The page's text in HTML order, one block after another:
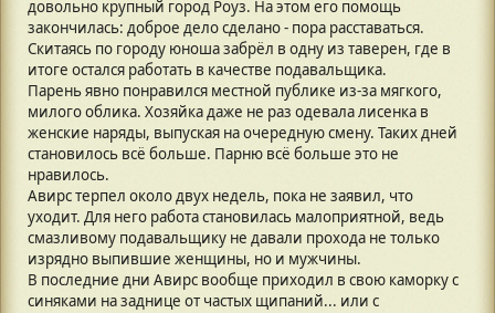
довольно крупный город Роуз. На этом его помощь
закончилась: доброе дело сделано - пора расставаться.
Скитаясь по городу юноша забрёл в одну из таверен, где в
итоге остался работать в качестве подавальщика.
Парень явно понравился местной публике из-за мягкого,
милого облика. Хозяйка даже не раз одевала лисенка в
женские наряды, выпуская на очередную смену. Таких дней
становилось всё больше. Парню всё больше это не
нравилось.
Авирс терпел около двух недель, пока не заявил, что
уходит. Для него работа становилась малоприятной, ведь
смазливому подавальщику не давали прохода не только
изрядно выпившие женщины, но и мужчины.
В последние дни Авирс вообще приходил в свою каморку с
синяками на заднице от частых щипаний... или с